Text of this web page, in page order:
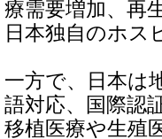
療需要増加、再
日本独自のホス
一方で、日本は
語対応、国際認
移植医療や生殖